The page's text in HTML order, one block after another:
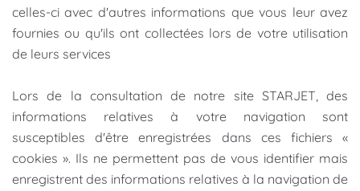
celles-ci avec d'autres informations que vous leur avez
fournies ou qu'ils ont collectées lors de votre utilisation
de leurs services
Lors de la consultation de notre site STARJET, des
informations relatives à votre navigation sont
susceptibles d'être enregistrées dans ces fichiers «
cookies ». Ils ne permettent pas de vous identifier mais
enregistrent des informations relatives à la navigation de